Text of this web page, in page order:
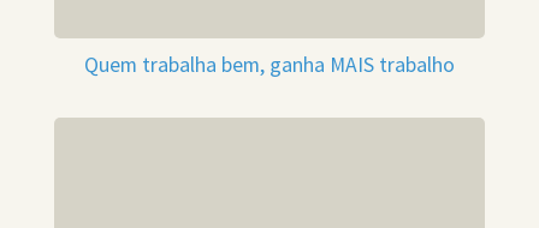
Quem trabalha bem, ganha MAIS trabalho